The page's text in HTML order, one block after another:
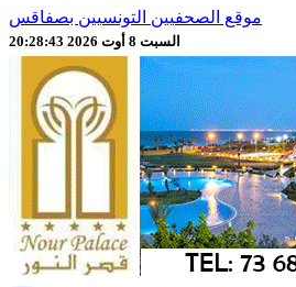
موقع الصحفيين التونسيين بصفاقس
السبت 8 أوت 2026 20:28:45